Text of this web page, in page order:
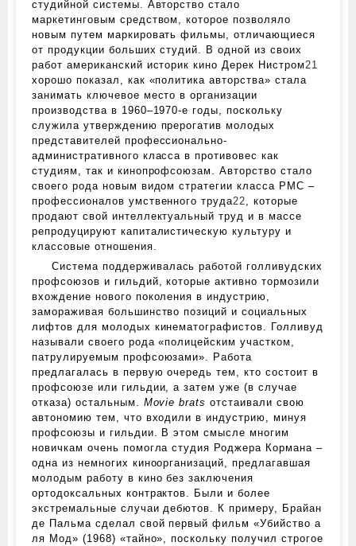
студийной системы. Авторство стало
маркетинговым средством, которое позволяло
новым путем маркировать фильмы, отличающиеся
от продукции больших студий. В одной из своих
работ американский историк кино Дерек Нистром 21
хорошо показал, как «политика авторства» стала
занимать ключевое место в организации
производства в 1960–1970‑е годы, поскольку
служила утверждению прерогатив молодых
представителей профессионально-
административного класса в противовес как
студиям, так и кинопрофсоюзам. Авторство стало
своего рода новым видом стратегии класса PMC –
профессионалов умственного труда22 , которые
продают свой интеллектуальный труд и в массе
репродуцируют капиталистическую культуру и
классовые отношения.
Система поддерживалась работой голливудских
профсоюзов и гильдий, которые активно тормозили
вхождение нового поколения в индустрию,
замораживая большинство позиций и социальных
лифтов для молодых кинематографистов. Голливуд
называли своего рода «полицейским участком,
патрулируемым профсоюзами». Работа
предлагалась в первую очередь тем, кто состоит в
профсоюзе или гильдии, а затем уже (в случае
отказа) остальным. Movie brats отстаивали свою
автономию тем, что входили в индустрию, минуя
профсоюзы и гильдии. В этом смысле многим
новичкам очень помогла студия Роджера Кормана –
одна из немногих киноорганизаций, предлагавшая
молодым работу в кино без заключения
ортодоксальных контрактов. Были и более
экстремальные случаи дебютов. К примеру, Брайан
де Пальма сделал свой первый фильм «Убийство а
ля Мод» (1968) «тайно», поскольку получил строгое